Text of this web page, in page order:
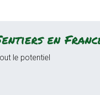
en
le potentiel